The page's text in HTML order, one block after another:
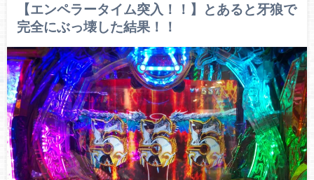
【エンペラータイム突入！！】とあると牙狼で
完全にぶっ壊した結果！！